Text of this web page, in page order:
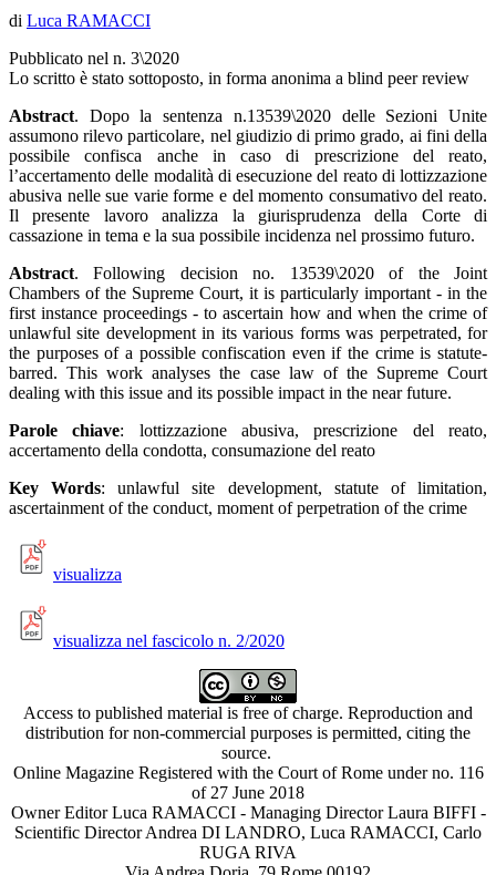
di Luca RAMACCI
Pubblicato nel n. 3\2020
Lo scritto è stato sottoposto, in forma anonima a blind peer review
Abstract. Dopo la sentenza n.13539\2020 delle Sezioni Unite
assumono rilevo particolare, nel giudizio di primo grado, ai fini della
possibile confisca anche in caso di prescrizione del reato,
l’accertamento delle modalità di esecuzione del reato di lottizzazione
abusiva nelle sue varie forme e del momento consumativo del reato.
Il presente lavoro analizza la giurisprudenza della Corte di
cassazione in tema e la sua possibile incidenza nel prossimo futuro.
Abstract. Following decision no. 13539\2020 of the Joint
Chambers of the Supreme Court, it is particularly important - in the
first instance proceedings - to ascertain how and when the crime of
unlawful site development in its various forms was perpetrated, for
the purposes of a possible confiscation even if the crime is statute-
barred. This work analyses the case law of the Supreme Court
dealing with this issue and its possible impact in the near future.
Parole chiave: lottizzazione abusiva, prescrizione del reato,
accertamento della condotta, consumazione del reato
Key Words: unlawful site development, statute of limitation,
ascertainment of the conduct, moment of perpetration of the crime
visualizza
visualizza nel fascicolo n. 2/2020
Access to published material is free of charge. Reproduction and
distribution for non-commercial purposes is permitted, citing the
source.
Online Magazine Registered with the Court of Rome under no. 116
of 27 June 2018
Owner Editor Luca RAMACCI - Managing Director Laura BIFFI -
Scientific Director Andrea DI LANDRO, Luca RAMACCI, Carlo
RUGA RIVA